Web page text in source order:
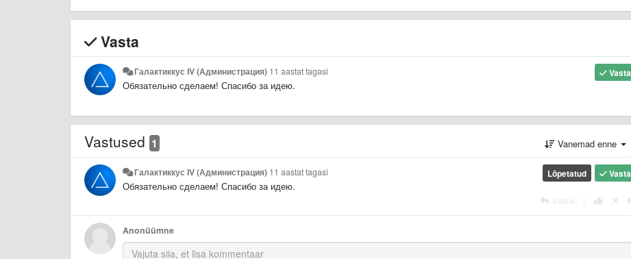
Vasta
Vasta
Галактиккус IV (Администрация) 11 aastat tagasi
Обязательно сделаем! Спасибо за идею.
Vastused 1 Vanemad enne
Vasta
Lõpetatud
Галактиккус IV (Администрация) 11 aastat tagasi
Обязательно сделаем! Спасибо за идею.
Vasta
Anonüümne